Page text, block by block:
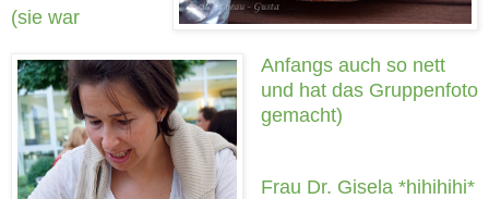
(sie war
Anfangs auch so nett
und hat das Gruppenfoto
gemacht)
Frau Dr. Gisela *hihihihi*